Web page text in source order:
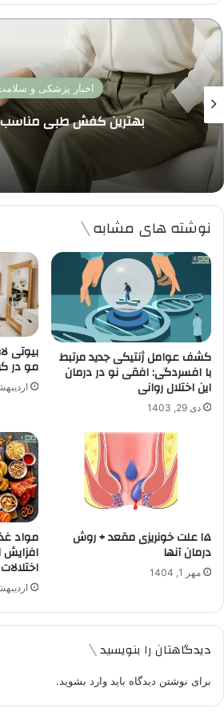
اخبار
تاثیر خواب کافی بر
خوابی تمرکز و
نوشته های مشابه
کشف عوامل ژنتیکی جدید مرتبط
با افسردگی: افقی نو در درمان
این اختلال روانی
دی 29, 1403
بیوتی
مو در
اردیبهشت
۱۵ علت خونریزی مقعد + روش
درمان آنها
مهر 1, 1404
مواد
افزایش
اردیبهشت
دیدگاهتان را بنویسید
برای نوشتن دیدگاه باید وارد بشوید.